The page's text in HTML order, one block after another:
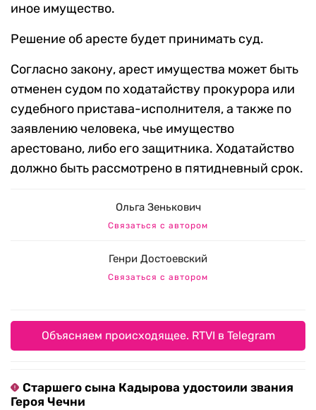
иное имущество.
Решение об аресте будет принимать суд.
Согласно закону, арест имущества может быть
отменен судом по ходатайству прокурора или
судебного пристава-исполнителя, а также по
заявлению человека, чье имущество
арестовано, либо его защитника. Ходатайство
должно быть рассмотрено в пятидневный срок.
Ольга Зенькович
Связаться с автором
Генри Достоевский
Связаться с автором
Объясняем происходящее. RTVI в Telegram
Старшего сына Кадырова удостоили звания
Героя Чечни